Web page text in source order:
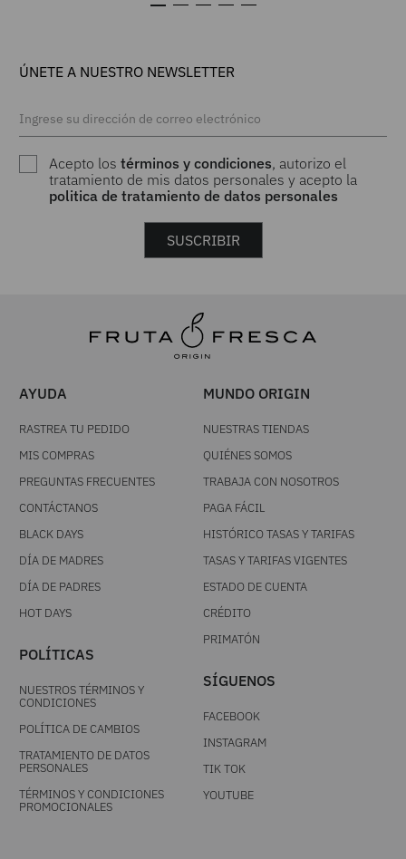
ÚNETE A NUESTRO NEWSLETTER
Acepto lostérminos y condiciones, autorizo el
tratamiento de mis datos personales y acepto la
politica de tratamiento de datos personales
SUSCRIBIR
AYUDA
RASTREA TU PEDIDO
MIS COMPRAS
PREGUNTAS FRECUENTES
CONTÁCTANOS
BLACK DAYS
DÍA DE MADRES
DÍA DE PADRES
HOT DAYS
POLÍTICAS
NUESTROS TÉRMINOS Y
CONDICIONES
POLÍTICA DE CAMBIOS
TRATAMIENTO DE DATOS
PERSONALES
TÉRMINOS Y CONDICIONES
PROMOCIONALES
MUNDO ORIGIN
NUESTRAS TIENDAS
QUIÉNES SOMOS
TRABAJA CON NOSOTROS
PAGA FÁCIL
HISTÓRICO TASAS Y TARIFAS
TASAS Y TARIFAS VIGENTES
ESTADO DE CUENTA
CRÉDITO
PRIMATÓN
SÍGUENOS
FACEBOOK
INSTAGRAM
TIK TOK
YOUTUBE